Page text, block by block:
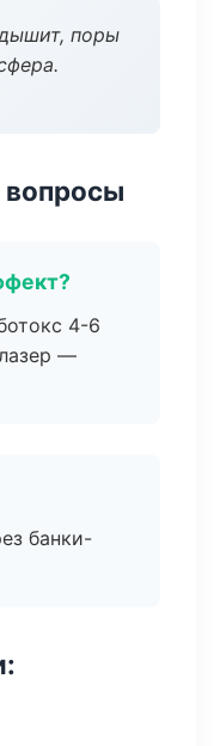
поры
вопросы
4-6
—
банки-